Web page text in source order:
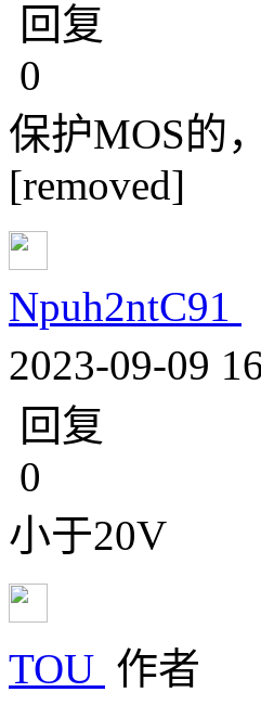
回复
0
保护MOS的
[removed]
Npuh2ntC91
2023-09-09
回复
0
小于20V
TOU 作者